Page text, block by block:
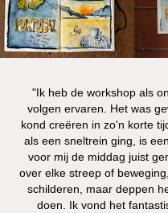
"Ik heb de workshop als
volgen ervaren. Het was
kond creëren in zo'n korte
als een sneltrein ging, is
voor mij de middag juist
over elke streep of
schilderen, maar deppen
doen. Ik vond het